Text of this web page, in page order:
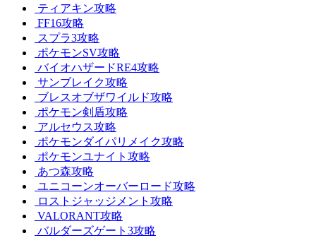
ティアキン攻略
FF16攻略
スプラ3攻略
ポケモンSV攻略
バイオハザードRE4攻略
サンブレイク攻略
ブレスオブザワイルド攻略
ポケモン剣盾攻略
アルセウス攻略
ポケモンダイパリメイク攻略
ポケモンユナイト攻略
あつ森攻略
ユニコーンオーバーロード攻略
ロストジャッジメント攻略
VALORANT攻略
バルダーズゲート3攻略